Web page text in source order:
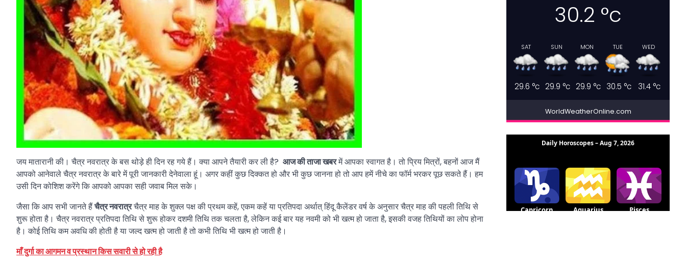
जय मातारानी की। चैत्र नवरात्र के बस थोड़े ही दिन रह गये हैं। क्या आपने तैयारी कर ली है? आज की ताजा खबरमें आपका स्वागत है। तो प्रिय मित्रों, बहनों आज मैं
आपको आनेवाले चैत्र नवरात्र के बारे में पूरी जानकारी देनेवाला हूं। अगर कहीं कुछ दिक्कत हो और भी कुछ जानना हो तो आप हमें नीचे का फॉर्म भरकर पूछ सकते हैं। हम
उसी दिन कोशिश करेंगे कि आपको आपका सही जवाब मिल सके।
जैसा कि आप सभी जानते हैंचैत्र नवरात्रचैत्र माह के शुक्ल पक्ष की प्रथम कहें, एकम कहें या प्रतिपदा अर्थात् हिंदू कैलेंडर वर्ष के अनुसार चैत्र माह की पहली तिथि से
शुरू होता है। चैत्र नवरात्र प्रतिपदा तिथि से शुरू होकर दशमी तिथि तक चलता है, लेकिन कई बार यह नवमी को भी खत्म हो जाता है, इसकी वजह तिथियों का लोप होना
है। कोई तिथि कम अवधि की होती है या जल्द खत्म हो जाती है तो कभी तिथि भी खत्म हो जाती है।
माँ दुर्गा का आगमन व प्रस्थान किस सवारी से हो रही है
30.2 °c
SAT
29.6 °c
SUN
29.9 °c
MON
29.9 °c
TUE
30.5 °c
WED
31.4 °c
WorldWeatherOnline.com